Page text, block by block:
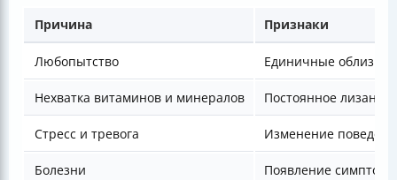
Причина Признаки
Любопытство Единичные
Нехватка витаминов и минералов Постоянное
Стресс и тревога Изменение
Болезни Появление